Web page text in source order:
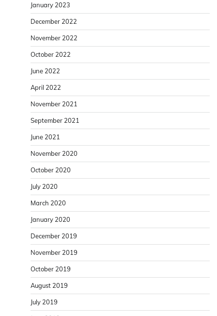
January 2023
December 2022
November 2022
October 2022
June 2022
April 2022
November 2021
September 2021
June 2021
November 2020
October 2020
July 2020
March 2020
January 2020
December 2019
November 2019
October 2019
August 2019
July 2019